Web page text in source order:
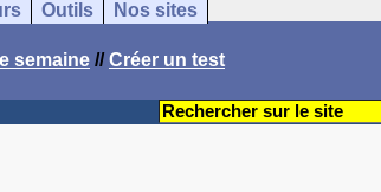
Outils Nos sites
semaine //Créer un test